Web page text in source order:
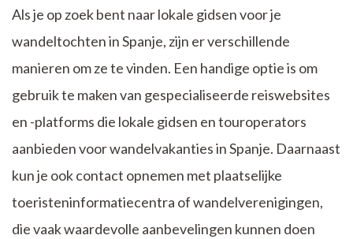
Als je op zoek bent naar lokale gidsen voor je
wandeltochten in Spanje, zijn er verschillende
manieren om ze te vinden. Een handige optie is om
gebruik te maken van gespecialiseerde reiswebsites
en -platforms die lokale gidsen en touroperators
aanbieden voor wandelvakanties in Spanje. Daarnaast
kun je ook contact opnemen met plaatselijke
toeristeninformatiecentra of wandelverenigingen,
die vaak waardevolle aanbevelingen kunnen doen